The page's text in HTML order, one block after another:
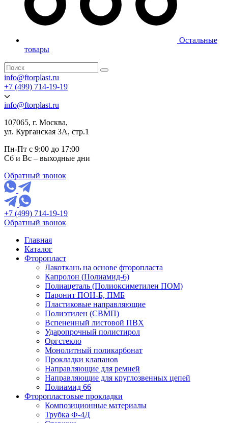
Остальные
товары
info@ftorplast.ru
+7 (499) 714-19-19
info@ftorplast.ru
107065, г. Москва,
ул. Курганская 3А, стр.1
Пн-Пт с 9:00 до 17:00
Сб и Вс – выходные дни
Обратный звонок
+7 (499) 714-19-19
Обратный звонок
Главная
Каталог
Фторопласт
Лакоткань на основе фторопласта
Капролон (Полиамид-6)
Полиацеталь (Полиоксиметилен ПОМ)
Паронит ПОН-Б, ПМБ
Пластиковые направляющие
Полиэтилен (СВМП)
Вспененный листовой ПВХ
Ударопрочный полистирол
Оргстекло
Монолитный поликарбонат
Прокладки клапанов
Направляющие для ремней
Направляющие для круглозвенных цепей
Полиамид 66
Фторопластовые прокладки
Композиционные материалы
Трубка Ф-4Д